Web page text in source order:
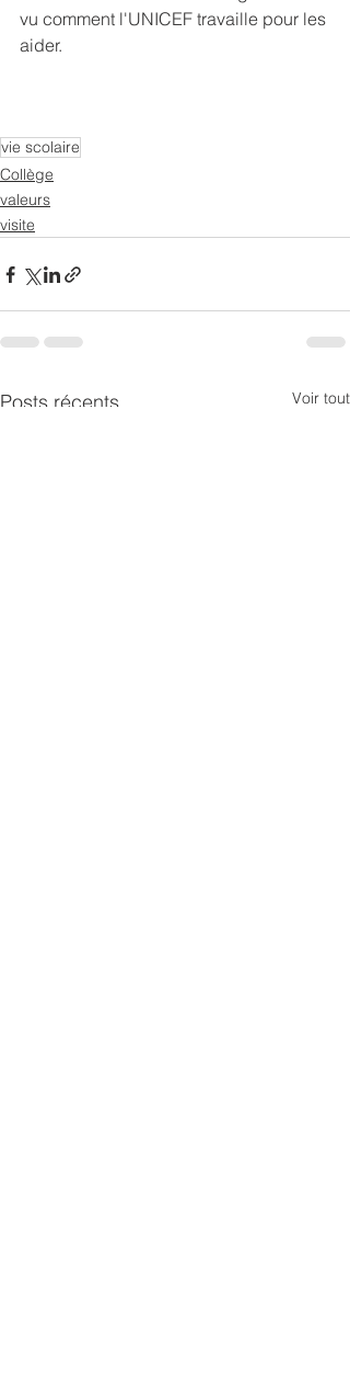
vu comment l'UNICEF travaille pour les
aider.
vie scolaire
Collège
valeurs
visite
Posts récents Voir tout